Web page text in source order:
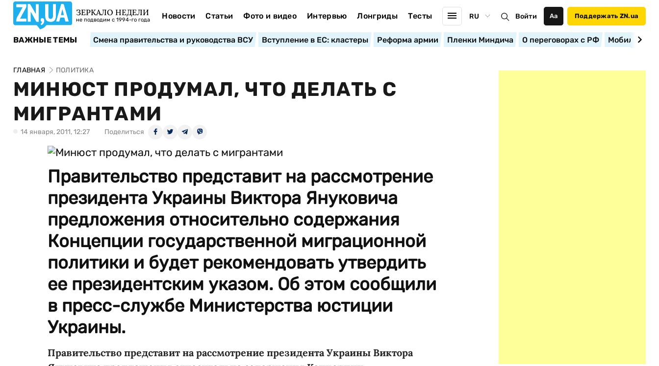
ЗЕРКАЛО НЕДЕЛИ
не подводим с 1994-го года Новости Статьи Фото и видео Интервью Лонгриды Тесты RU Войти Аа Поддержать ZN.ua
ВАЖНЫЕ ТЕМЫ Смена правительства и руководства ВСУ Вступление в ЕС: кластеры Реформа армии Пленки Миндича О переговорах с РФ
ГЛАВНАЯ ПОЛИТИКА
МИНЮСТ ПРОДУМАЛ, ЧТО ДЕЛАТЬ С
МИГРАНТАМИ
14 января, 2011, 12:27 Поделиться
Правительство представит на рассмотрение
президента Украины Виктора Януковича
предложения относительно содержания
Концепции государственной миграционной
политики и будет рекомендовать утвердить
ее президентским указом. Об этом сообщили
в пресс-службе Министерства юстиции
Украины.
Правительство представит на рассмотрение президента Украины Виктора